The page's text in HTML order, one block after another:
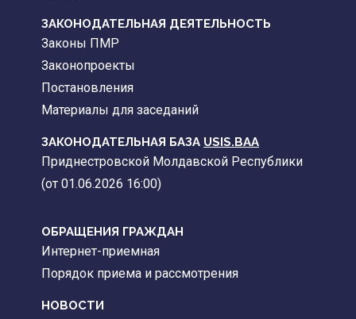
ЗАКОНОДАТЕЛЬНАЯ ДЕЯТЕЛЬНОСТЬ
Законы ПМР
Законопроекты
Постановления
Материалы для заседаний
ЗАКОНОДАТЕЛЬНАЯ БАЗА USIS.BAA
Приднестровской Молдавской Республики
(от 01.06.2026 16:00)
ОБРАЩЕНИЯ ГРАЖДАН
Интернет-приемная
Порядок приема и рассмотрения
НОВОСТИ